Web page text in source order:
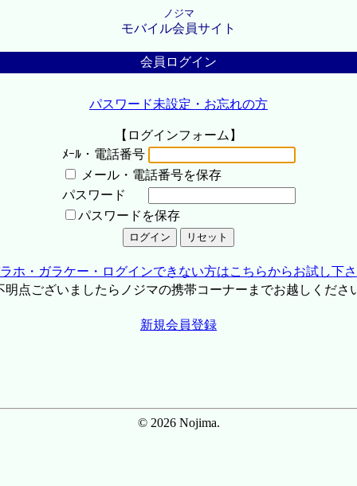
ノジマ
モバイル会員サイト
会員ログイン
パスワード未設定・お忘れの方
【ログインフォーム】
ﾒｰﾙ・電話番号
メール・電話番号を保存
パスワード
パスワードを保存
ホ・ガラケー・ログインできない方はこちらからお試し下
点ございましたらノジマの携帯コーナーまでお越しくださ
新規会員登録
© 2026 Nojima.